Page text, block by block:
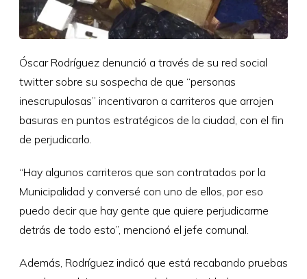
Óscar Rodríguez denunció a través de su red social
twitter sobre su sospecha de que “personas
inescrupulosas” incentivaron a carriteros que arrojen
basuras en puntos estratégicos de la ciudad, con el fin
de perjudicarlo.
“Hay algunos carriteros que son contratados por la
Municipalidad y conversé con uno de ellos, por eso
puedo decir que hay gente que quiere perjudicarme
detrás de todo esto”, mencionó el jefe comunal.
Además, Rodríguez indicó que está recabando pruebas